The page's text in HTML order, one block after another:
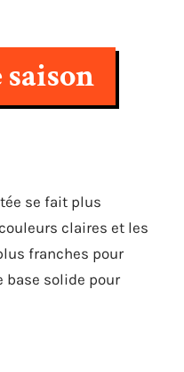
se fait plus
claires et les
franches pour
base solide pour